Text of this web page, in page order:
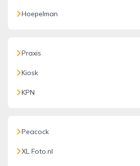
Hoepelman
Praxis
Kiosk
KPN
Peacock
XL Foto.nl